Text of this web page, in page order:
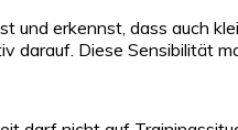
und erkennst, dass auch
darauf. Diese Sensibilität